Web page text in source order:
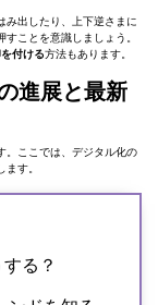
み出したり、上下逆さまに
ことを意識しましょう。
付ける方法もあります。
進展と最新
。ここでは、デジタル化の
す。
る？